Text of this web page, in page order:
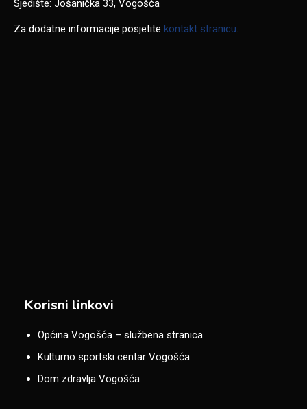
Sjedište: Jošanička 33, Vogošća
Za dodatne informacije posjetite kontakt stranicu.
Korisni linkovi
Općina Vogošća – službena stranica
Kulturno sportski centar Vogošća
Dom zdravlja Vogošća